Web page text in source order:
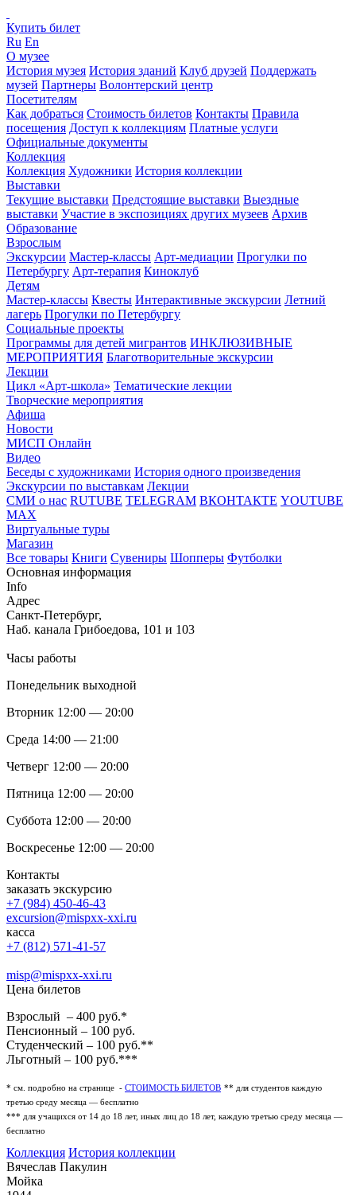
Купить билет
Ru En
О музее
История музея История зданий Клуб друзей Поддержать
музей Партнеры Волонтерский центр
Посетителям
Как добраться Стоимость билетов Контакты Правила
посещения Доступ к коллекциям Платные услуги
Официальные документы
Коллекция
Коллекция Художники История коллекции
Выставки
Текущие выставки Предстоящие выставки Выездные
выставки Участие в экспозициях других музеев Архив
Образование
Взрослым
Экскурсии Мастер-классы Арт-медиации Прогулки по
Петербургу Арт-терапия Киноклуб
Детям
Мастер-классы Квесты Интерактивные экскурсии Летний
лагерь Прогулки по Петербургу
Социальные проекты
Программы для детей мигрантов ИНКЛЮЗИВНЫЕ
МЕРОПРИЯТИЯ Благотворительные экскурсии
Лекции
Цикл «Арт-школа» Тематические лекции
Творческие мероприятия
Афиша
Новости
МИСП Онлайн
Видео
Беседы с художниками История одного произведения
Экскурсии по выставкам Лекции
СМИ о нас RUTUBE TELEGRAM ВКОНТАКТЕ YOUTUBE
MAX
Виртуальные туры
Магазин
Все товары Книги Сувениры Шопперы Футболки
Основная информация
Info
Адрес
Санкт-Петербург,
Наб. канала Грибоедова, 101 и 103
Часы работы
Понедельник выходной
Вторник 12:00 — 20:00
Среда 14:00 — 21:00
Четверг 12:00 — 20:00
Пятница 12:00 — 20:00
Суббота 12:00 — 20:00
Воскресенье 12:00 — 20:00
Контакты
заказать экскурсию
+7 (984) 450-46-43
excursion@mispxx-xxi.ru
касса
+7 (812) 571-41-57
misp@mispxx-xxi.ru
Цена билетов
Взрослый – 400 руб.*
Пенсионный – 100 руб.
Студенческий – 100 руб.**
Льготный – 100 руб.***
* см. подробно на странице - СТОИМОСТЬ БИЛЕТОВ ** для студентов каждую
третью среду месяца — бесплатно
*** для учащихся от 14 до 18 лет, иных лиц до 18 лет, каждую третью среду месяца —
бесплатно
Коллекция История коллекции
Вячеслав Пакулин
Мойка